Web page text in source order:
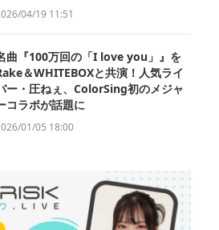
04/19 11:51
曲『100万回の「I love you」』を
＆WHITEBOXと共演！人気ライ
ー・圧ねぇ、ColorSing初のメジャ
コラボが話題に
01/05 18:00